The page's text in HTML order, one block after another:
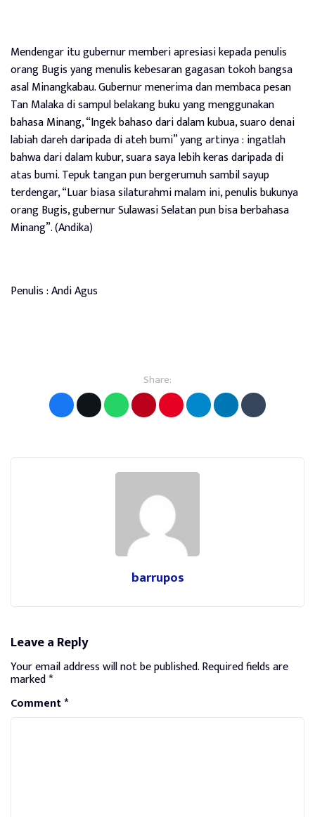
Mendengar itu gubernur memberi apresiasi kepada penulis
orang Bugis yang menulis kebesaran gagasan tokoh bangsa
asal Minangkabau. Gubernur menerima dan membaca pesan
Tan Malaka di sampul belakang buku yang menggunakan
bahasa Minang, “Ingek bahaso dari dalam kubua, suaro denai
labiah dareh daripada di ateh bumi” yang artinya : ingatlah
bahwa dari dalam kubur, suara saya lebih keras daripada di
atas bumi. Tepuk tangan pun bergerumuh sambil sayup
terdengar, “Luar biasa silaturahmi malam ini, penulis bukunya
orang Bugis, gubernur Sulawasi Selatan pun bisa berbahasa
Minang”. (Andika)
Penulis : Andi Agus
Share:
barrupos
Leave a Reply
Your email address will not be published.Required fields are
marked*
Comment*